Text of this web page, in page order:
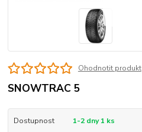
Ohodnotit produkt
SNOWTRAC 5
Dostupnost 1-2 dny 1 ks